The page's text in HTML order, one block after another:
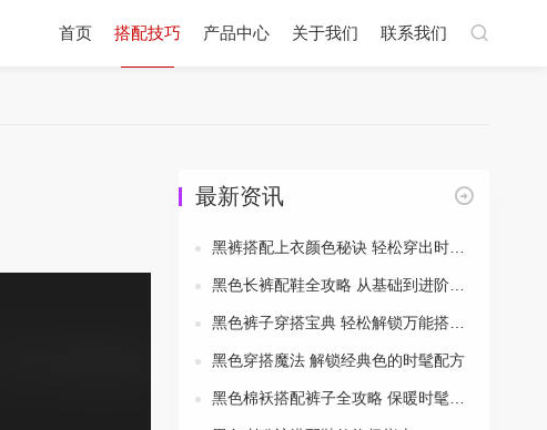
首页 搭配技巧 产品中心 关于我们 联系我们
最新资讯
黑色穿搭魔法 解锁经典色的时髦配方